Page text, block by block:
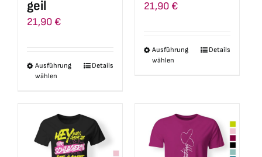
geil
21,90 €
Ausführung
wählen
Dieses
mehrere
Varianten
auf.
Details
21,90 €
Ausführung
wählen
Dieses
Varianten
auf.
Die
Details